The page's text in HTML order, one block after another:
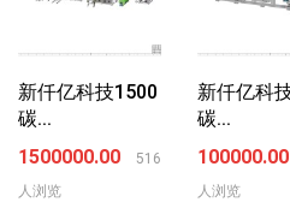
新仟亿科技1500
碳...
1500000.00
516
人浏览
新仟亿科
碳...
100000.00
人浏览